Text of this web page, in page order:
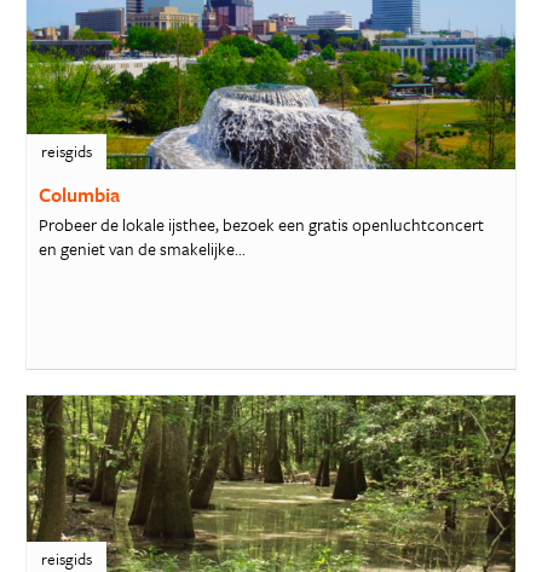
reisgids
Columbia
Probeer de lokale ijsthee, bezoek een gratis openluchtconcert
en geniet van de smakelijke...
reisgids